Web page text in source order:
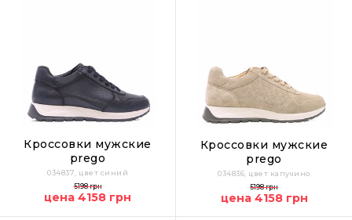
Кроссовки мужские
prego
034837, цвет синий
5198 грн
цена 4158 грн
Кроссовки мужские
prego
034836, цвет капучино
5198 грн
цена 4158 грн